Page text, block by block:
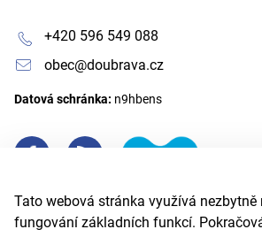
Tato webová stránka využívá nezbytně
fungování základních funkcí.
+420 596 549 088
obec@doubrava.cz
Datová schránka: n9hbens